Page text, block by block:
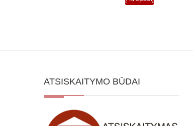
ATSISKAITYMO BŪDAI